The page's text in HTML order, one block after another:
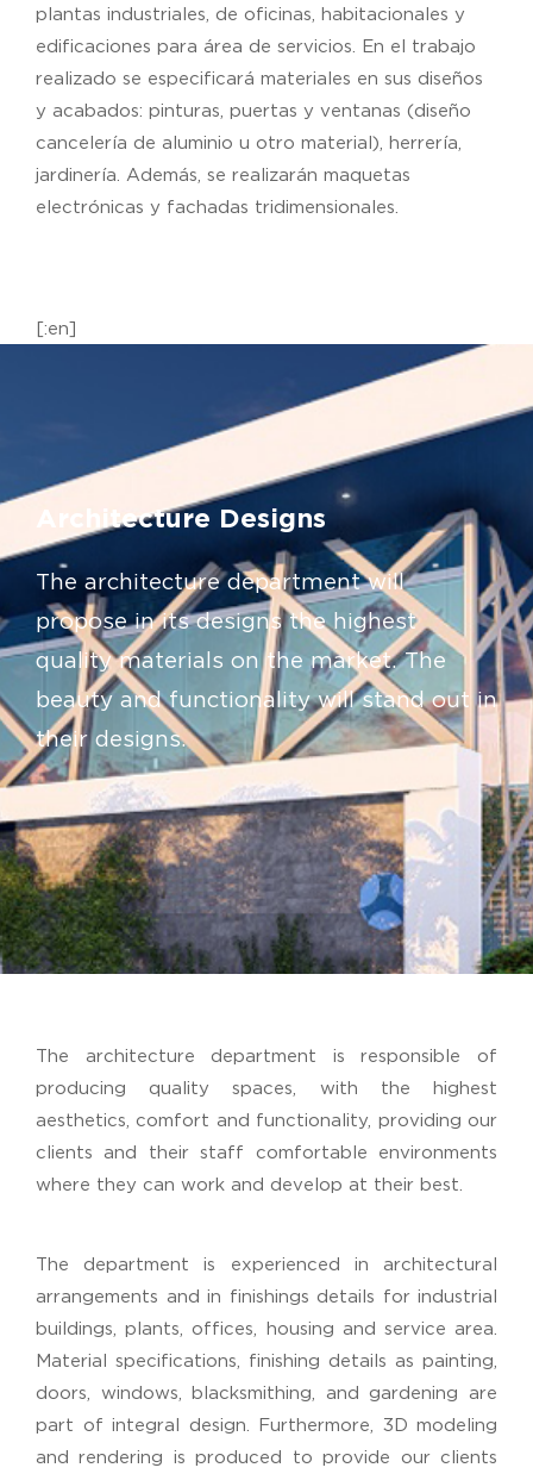
plantas industriales, de oficinas, habitacionales y
edificaciones para área de servicios. En el trabajo
realizado se especificará materiales en sus diseños
y acabados: pinturas, puertas y ventanas (diseño
cancelería de aluminio u otro material), herrería,
jardinería. Además, se realizarán maquetas
electrónicas y fachadas tridimensionales.
[:en]
Architecture Designs
The architecture department will
propose in its designs the highest
quality materials on the market. The
beauty and functionality will stand out in
their designs.
The architecture department is responsible of
producing quality spaces, with the highest
aesthetics, comfort and functionality, providing our
clients and their staff comfortable environments
where they can work and develop at their best.
The department is experienced in architectural
arrangements and in finishings details for industrial
buildings, plants, offices, housing and service area.
Material specifications, finishing details as painting,
doors, windows, blacksmithing, and gardening are
part of integral design. Furthermore, 3D modeling
and rendering is produced to provide our clients